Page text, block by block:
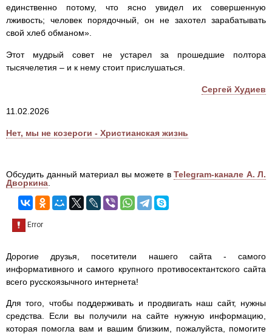
единственно потому, что ясно увидел их совершенную
лживость; человек порядочный, он не захотел зарабатывать
свой хлеб обманом».
Этот мудрый совет не устарел за прошедшие полтора
тысячелетия – и к нему стоит прислушаться.
Сергей Худиев
11.02.2026
Нет, мы не козероги - Христианская жизнь
Обсудить данный материал вы можете в Telegram-канале А. Л.
Дворкина
Дорогие друзья, посетители нашего сайта - самого
информативного и самого крупного противосектантского сайта
всего русскоязычного интернета!
Для того, чтобы поддерживать и продвигать наш сайт, нужны
средства. Если вы получили на сайте нужную информацию,
которая помогла вам и вашим близким, пожалуйста, помогите